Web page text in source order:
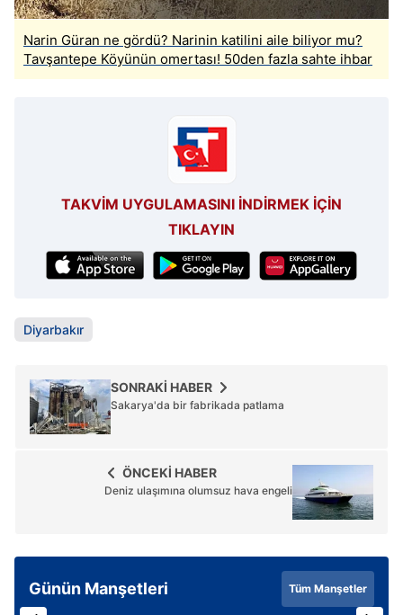
Narin Güran ne gördü? Narinin katilini aile biliyor mu?
Tavşantepe Köyünün omertası! 50den fazla sahte ihbar
TAKVİM UYGULAMASINI İNDİRMEK İÇİN
TIKLAYIN
Diyarbakır
SONRAKİ HABER
Sakarya'da bir fabrikada patlama
ÖNCEKİ HABER
Deniz ulaşımına olumsuz hava engeli
Günün Manşetleri Tüm Manşetler